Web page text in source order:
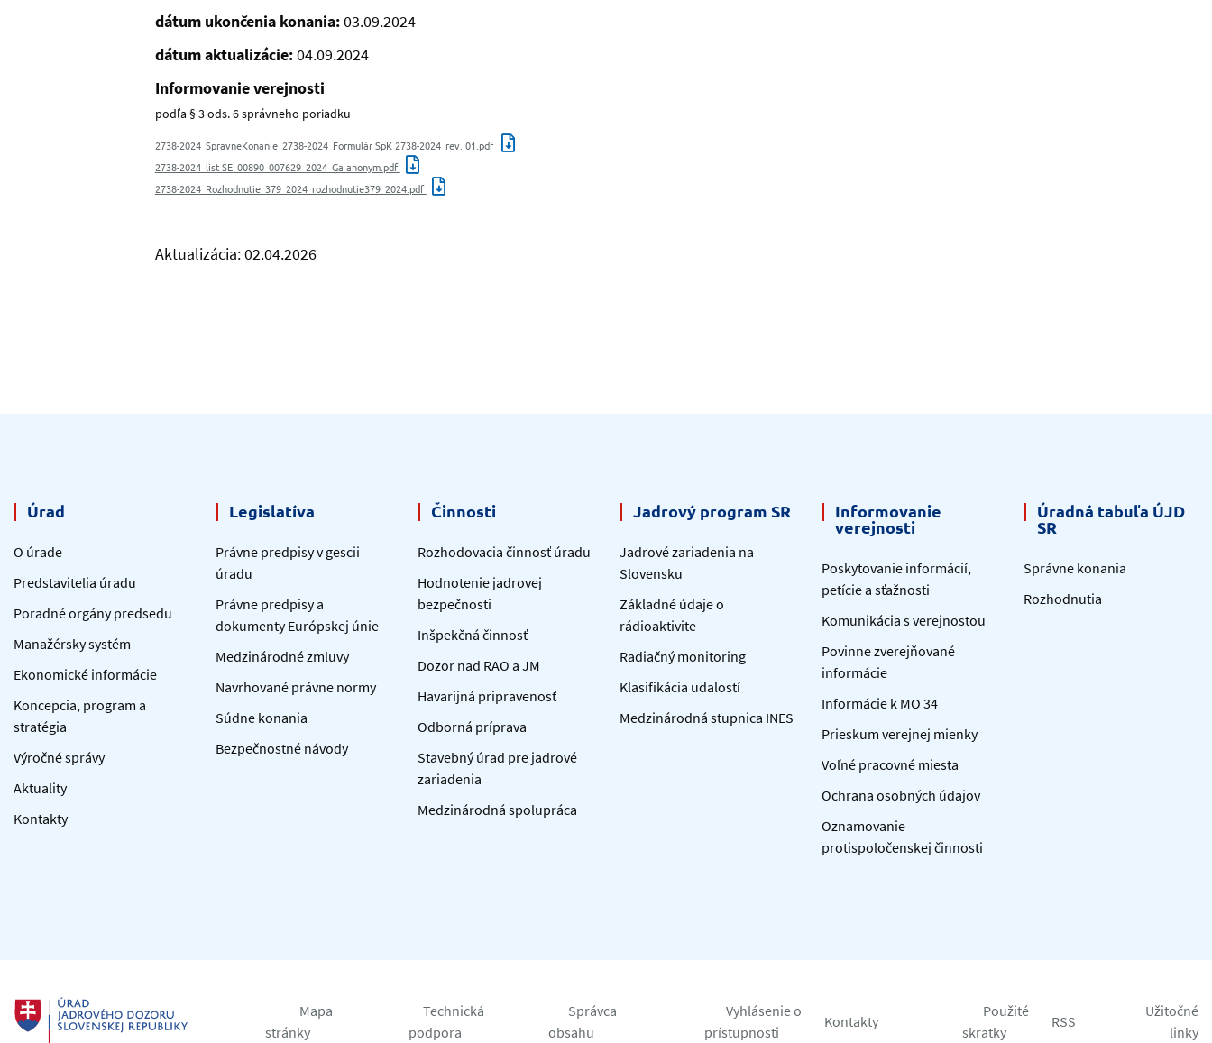
dátum ukončenia konania:03.09.2024
dátum aktualizácie:04.09.2024
Informovanie verejnosti
podľa § 3 ods. 6 správneho poriadku
2738-2024_SpravneKonanie_2738-2024_Formulár SpK 2738-2024_rev. 01.pdf
2738-2024_list SE_00890_007629_2024_Ga anonym.pdf
2738-2024_Rozhodnutie_379_2024_rozhodnutie379_2024.pdf
Aktualizácia: 02.04.2026
Úrad
O úrade
Predstavitelia úradu
Poradné orgány predsedu
Manažérsky systém
Ekonomické informácie
Koncepcia, program a
stratégia
Výročné správy
Aktuality
Kontakty
Legislatíva
Právne predpisy v gescii
úradu
Právne predpisy a
dokumenty Európskej únie
Medzinárodné zmluvy
Navrhované právne normy
Súdne konania
Bezpečnostné návody
Činnosti
Rozhodovacia činnosť úradu
Hodnotenie jadrovej
bezpečnosti
Inšpekčná činnosť
Dozor nad RAO a JM
Havarijná pripravenosť
Odborná príprava
Stavebný úrad pre jadrové
zariadenia
Medzinárodná spolupráca
Jadrový program SR
Jadrové zariadenia na
Slovensku
Základné údaje o
rádioaktivite
Radiačný monitoring
Klasifikácia udalostí
Medzinárodná stupnica INES
Informovanie
verejnosti
Poskytovanie informácií,
petície a sťažnosti
Komunikácia s verejnosťou
Povinne zverejňované
informácie
Informácie k MO 34
Prieskum verejnej mienky
Voľné pracovné miesta
Ochrana osobných údajov
Oznamovanie
protispoločenskej činnosti
Úradná tabuľa ÚJD
SR
Správne konania
Rozhodnutia
Mapa
stránky
Technická
podpora
Správca
obsahu
Vyhlásenie o
prístupnosti
Kontakty
Použité
skratky
RSS
Užitočné
linky